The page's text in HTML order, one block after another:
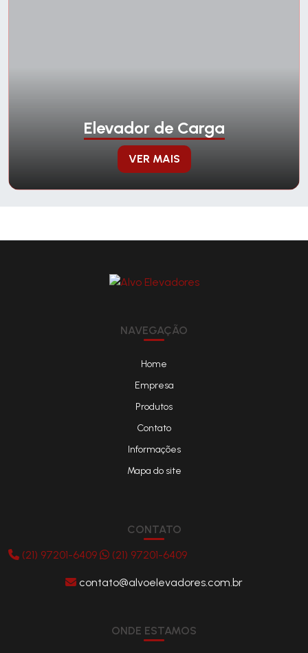
Elevador de Carga
VER MAIS
NAVEGAÇÃO
Home
Empresa
Produtos
Contato
Informações
Mapa do site
CONTATO
(21) 97201-6409
(21) 97201-6409
contato@alvoelevadores.com.br
ONDE ESTAMOS